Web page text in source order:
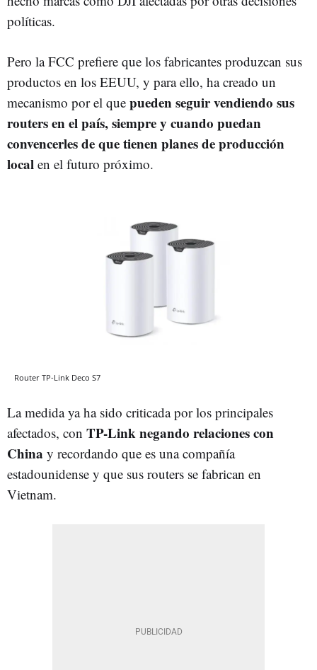
políticas.
Pero la FCC prefiere que los fabricantes produzcan sus
productos en los EEUU, y para ello, ha creado un
mecanismo por el que pueden seguir vendiendo sus
routers en el país, siempre y cuando puedan
convencerles de que tienen planes de producción
local en el futuro próximo.
Router TP-Link Deco S7
La medida ya ha sido criticada por los principales
afectados, con TP-Link negando relaciones con
China y recordando que es una compañía
estadounidense y que sus routers se fabrican en
Vietnam.